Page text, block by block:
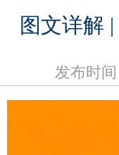
图文详解
发布时